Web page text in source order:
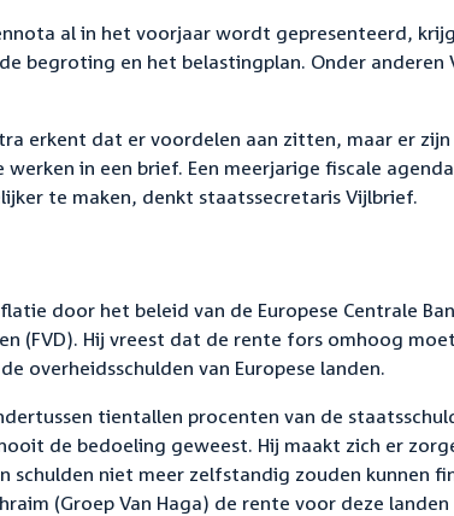
al in het voorjaar wordt gepresenteerd,
begroting en het belastingplan. Onder anderen
erkent dat er voordelen aan zitten, maar er
in een brief. Een meerjarige fiscale
te maken, denkt staatssecretaris Vijlbrief.
door het beleid van de Europese Centrale
(FVD). Hij vreest dat de rente fors omhoog
overheidsschulden van Europese landen.
tientallen procenten van de
de bedoeling geweest. Hij maakt zich er
schulden niet meer zelfstandig zouden kunnen
(Groep Van Haga) de rente voor deze